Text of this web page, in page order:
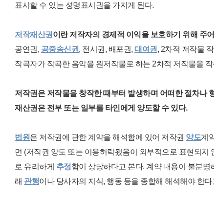
표시할 수 있는 성명표시권을 가지게 된다.
저작재산권 이란 저작자의 경제적 이익을 보호하기 위해 주어
공연권, 공중송신권, 전시권, 배포권, 대여권 , 2차적 저작물 작
작곡자가 작곡한 음악을 원저작물로 하는 2차적 저작물을 작
저작권은 저작물을 창작한 때부터 발생하며 어떠한 절차나
재산권은 전부 또는 일부를 타인에게 양도할 수 있다.
법원은 저작권에 관한 계약을 해석함에 있어 저작권 양도계약
면 (저작권 양도 또는 이용허락됐음이 외부적으로 표현되지
로 유리하게 추정함이 상당하다고 본다. 계약 내용이 불분명
래 관행이나 당사자의 지식, 행동 등을 종합해 해석해야 한다